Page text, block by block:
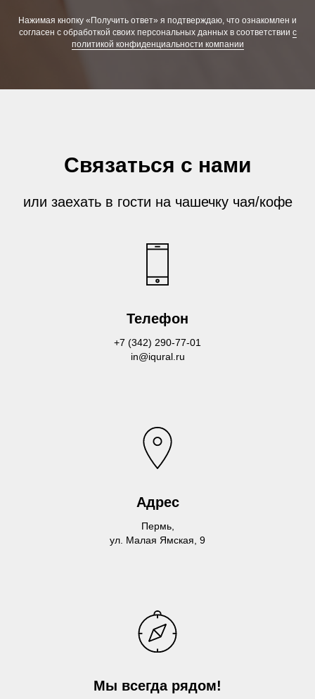
Нажимая кнопку «Получить ответ» я подтверждаю, что ознакомлен и
согласен с обработкой своих персональных данных в соответствии с
политикой конфиденциальности компании
Связаться с нами
или заехать в гости на чашечку чая/кофе
Телефон
+7 (342) 290-77-01
in@iqural.ru
Адрес
Пермь,
ул. Малая Ямская, 9
Мы всегда рядом!